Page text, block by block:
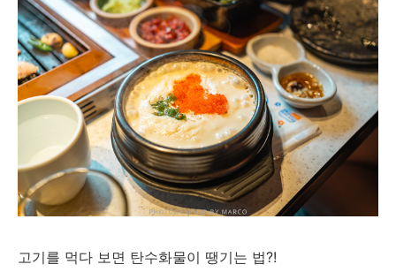
고기를 먹다 보면 탄수화물이 땡기는 법?!